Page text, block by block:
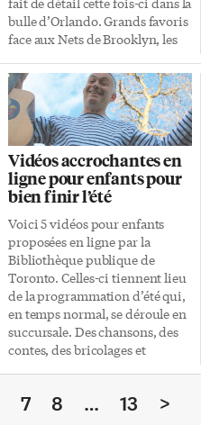
bulle d’Orlando. Grands favoris
face aux Nets de Brooklyn, les
assumé leur statut. Leurs
adversaires n’ont jamais mené
dans la partie. Ils ont compté
jusqu’à 33 points d’avance et
l’ont finalement emporté sur un
écart de 24 (134-110). Le fil du
match La défense des Raptors
est bien en place d’entrée. Les
Nets sont limités à 6 points en
[…]
Vidéos accrochantes en
ligne pour enfants pour
bien finir l’été
Voici 5 vidéos pour enfants
proposées en ligne par la
Bibliothèque publique de
Toronto. Celles-ci tiennent lieu
de la programmation d’été qui,
en temps normal, se déroule en
succursale. Des chansons, des
contes, des bricolages et
trouvera son compte! Chacune
7 8 … 13 >